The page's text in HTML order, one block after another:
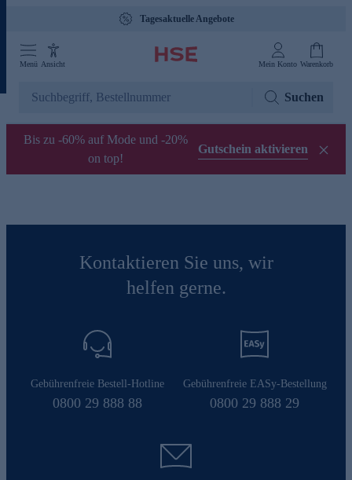
Tagesaktuelle Angebote
Menü Ansicht Mein Konto Warenkorb
Suchen
Bis zu -60% auf Mode und -20%
on top!
Gutschein aktivieren
Kontaktieren Sie uns, wir
helfen gerne.
Gebührenfreie Bestell-Hotline
0800 29 888 88
Gebührenfreie EASy-Bestellung
0800 29 888 29